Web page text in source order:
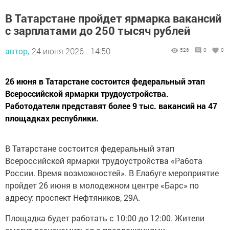
В Татарстане пройдет ярмарка вакансий
с зарплатами до 250 тысяч рублей
автор, 24 июня 2026 - 14:50 526 0 0
26 июня в Татарстане состоится федеральный этап
Всероссийской ярмарки трудоустройства.
Работодатели представят более 9 тыс. вакансий на 47
площадках республики.
В Татарстане состоится федеральный этап
Всероссийской ярмарки трудоустройства «Работа
России. Время возможностей». В Елабуге мероприятие
пройдет 26 июня в молодежном центре «Барс» по
адресу: проспект Нефтяников, 29А.
Площадка будет работать с 10:00 до 12:00. Жители